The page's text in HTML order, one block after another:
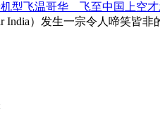
型飞温哥华 飞至中国上空才
India）发生一宗令人啼笑皆